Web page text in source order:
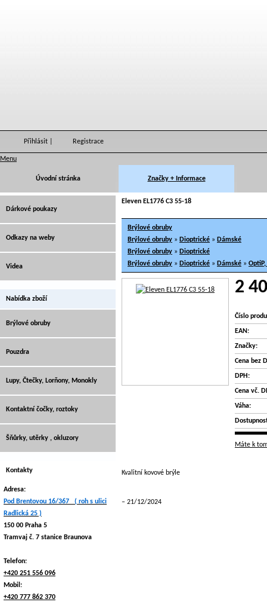
Přihlásit Registrace
Menu
Úvodní stránka Značky + Informace
Eleven EL1776 C3 55-18
Brýlové obruby
Brýlové obruby » Dioptrické » Dámské
Brýlové obruby » Dioptrické
Brýlové obruby » Dioptrické » Dámské »
2
Číslo
EAN:
Značky:
Cena bez
DPH:
Cena vč.
Váha:
Máte k
Kvalitní kovové brýle
21/12/2024
Dárkové poukazy
Odkazy na weby
Videa
Nabídka zboží
Brýlové obruby
Pouzdra
Lupy, Čtečky, Lorňony, Monokly
Kontaktní čočky, roztoky
Šňůrky, utěrky , okluzory
Kontakty
Adresa:
Pod Brentovou 16/367 ( roh s ulici
Radlická 25 )
150 00 Praha 5
Tramvaj č. 7 stanice Braunova
Telefon:
+420 251 556 096
Mobil:
+420 777 862 370